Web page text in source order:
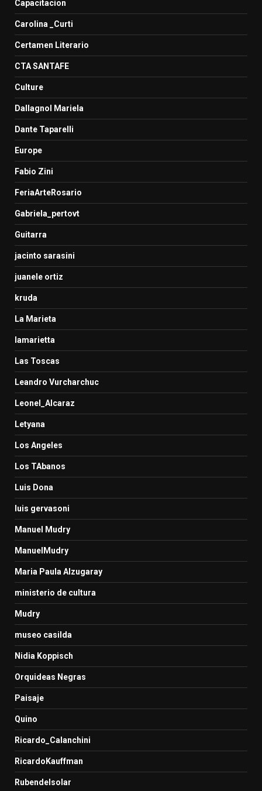
Capacitacion
Carolina _Curti
Certamen Literario
CTA SANTAFE
Culture
Dallagnol Mariela
Dante Taparelli
Europe
Fabio Zini
FeriaArteRosario
Gabriela_pertovt
Guitarra
jacinto sarasini
juanele ortiz
kruda
La Marieta
lamarietta
Las Toscas
Leandro Vurcharchuc
Leonel_Alcaraz
Letyana
Los Angeles
Los TAbanos
Luis Dona
luis gervasoni
Manuel Mudry
ManuelMudry
Maria Paula Alzugaray
ministerio de cultura
Mudry
museo casilda
Nidia Koppisch
Orquideas Negras
Paisaje
Quino
Ricardo_Calanchini
RicardoKauffman
Rubendelsolar